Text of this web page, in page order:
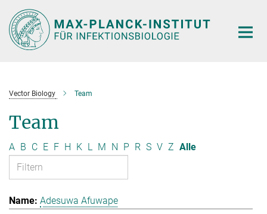
Hauptinhalt
Vector Biology Team
Team
A B C E F H K L M N P R S V Z Alle
Adesuwa Afuwape